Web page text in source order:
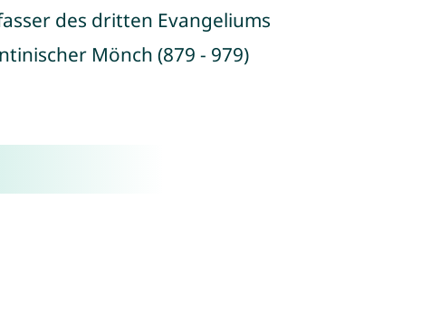
des dritten Evangeliums
Mönch (879 - 979)